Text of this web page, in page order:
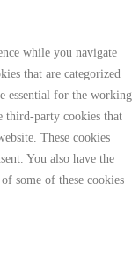
while you navigate
that are categorized
essential for the working
third-party cookies that
These cookies
You also have the
some of these cookies